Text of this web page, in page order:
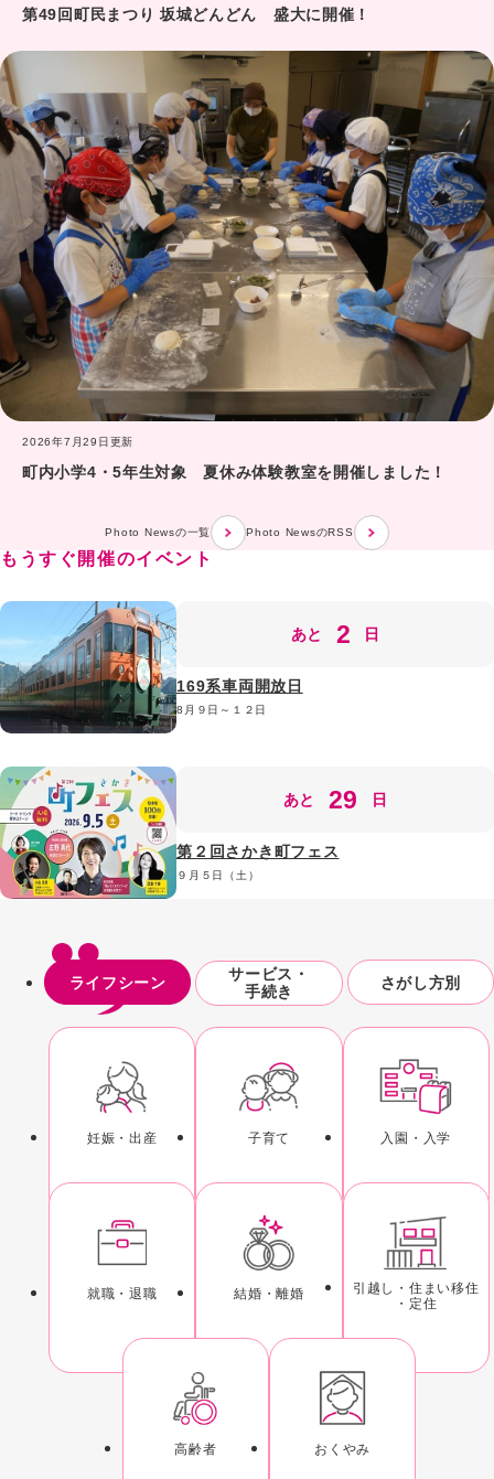
第49回町民まつり 坂城どんどん 盛大に開催！
2026年7月29日更新
町内小学4・5年生対象 夏休み体験教室を開催しました！
Photo Newsの一覧 Photo NewsのRSS
もうすぐ開催のイベント
169系車両開放日
8月９日～１２日
あと 2 日
第２回さかき町フェス
９月５日（土）
あと 29 日
ライフシーン
サービス・
手続き
さがし方別
ライフシーン
妊娠 ・出産 子育て 入園 ・入学
就職 ・退職 結婚 ・離婚 引越し ・住まい移住
・定住
高齢者 おくやみ